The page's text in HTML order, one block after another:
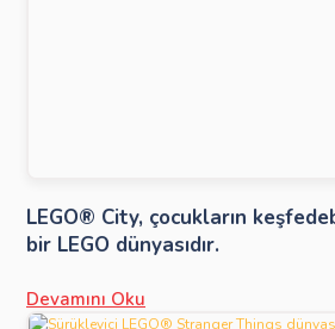
LEGO® City, çocukların
bir LEGO dünyasıdır.
Devamını Oku